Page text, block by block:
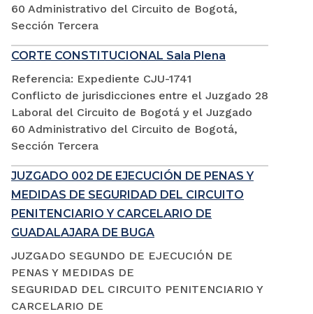
60 Administrativo del Circuito de Bogotá,
Sección Tercera
CORTE CONSTITUCIONAL Sala Plena
Referencia: Expediente CJU-1741
Conflicto de jurisdicciones entre el Juzgado 28
Laboral del Circuito de Bogotá y el Juzgado
60 Administrativo del Circuito de Bogotá,
Sección Tercera
JUZGADO 002 DE EJECUCIÓN DE PENAS Y
MEDIDAS DE SEGURIDAD DEL CIRCUITO
PENITENCIARIO Y CARCELARIO DE
GUADALAJARA DE BUGA
JUZGADO SEGUNDO DE EJECUCIÓN DE
PENAS Y MEDIDAS DE
SEGURIDAD DEL CIRCUITO PENITENCIARIO Y
CARCELARIO DE